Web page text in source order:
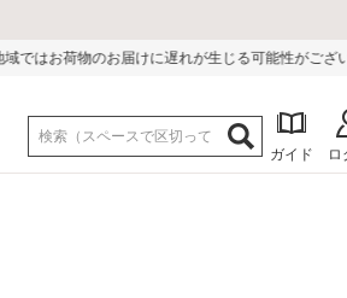
に遅れが生じる可能性がございます。ご迷惑をお
ガイド ロ